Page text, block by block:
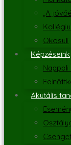
„A
Ökosuli
Képzéseink
Akutális